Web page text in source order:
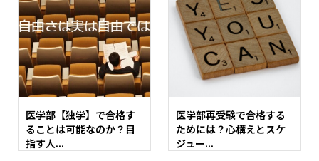
医学部【独学】で合格す
ることは可能なのか？目
指す人...
医学部再受験で合格する
ためには？心構えとスケ
ジュー...